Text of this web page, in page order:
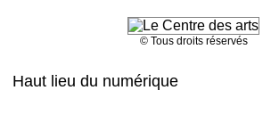
© Tous droits réservés
Haut lieu du numérique